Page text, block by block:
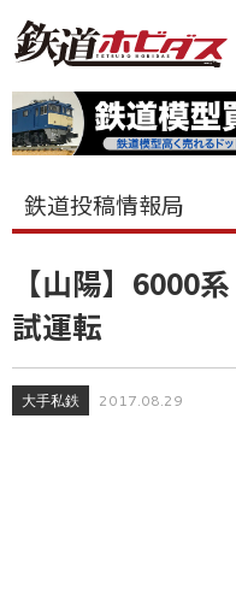
鉄道投稿情報局
【山陽】6000
試運転
大手私鉄 2017.08.29